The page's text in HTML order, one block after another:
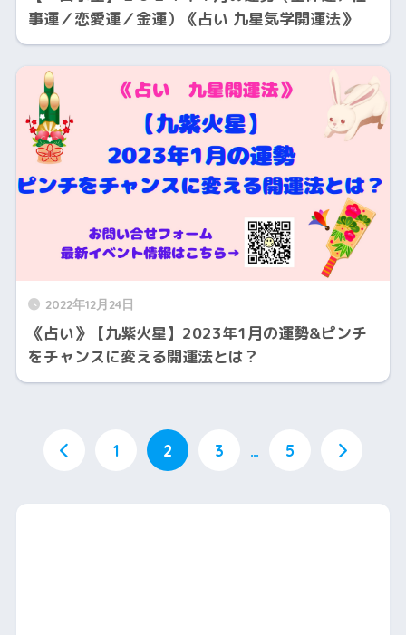
事運／恋愛運／金運）《占い 九星気学開運法》
2022年12月24日
《占い》【九紫火星】2023年1月の運勢&ピンチ
をチャンスに変える開運法とは？
1 2 3 … 5